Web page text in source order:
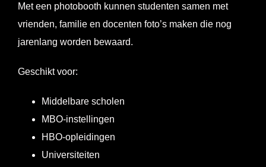
Met een photobooth kunnen studenten samen met
vrienden, familie en docenten foto’s maken die nog
jarenlang worden bewaard.
Geschikt voor:
Middelbare scholen
MBO-instellingen
HBO-opleidingen
Universiteiten